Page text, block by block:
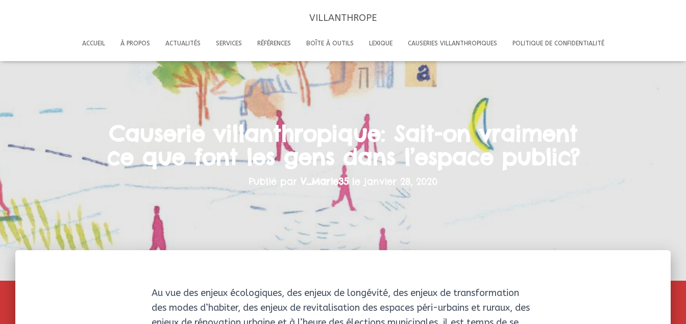
VILLANTHROPE
ACCUEIL À PROPOS ACTUALITÉS SERVICES RÉFÉRENCES BOÎTE À OUTILS LEXIQUE CAUSERIES VILLANTHROPIQUES POLITIQUE DE CONFIDENTIALITÉ
Causerie villanthropique: Sait-on vraiment
ce que font les gens dans l’espace public?
Publié par V_Marie35le janvier 28, 2020
Au vue des enjeux écologiques, des enjeux de longévité, des enjeux de transformation
des modes d’habiter, des enjeux de revitalisation des espaces péri-urbains et ruraux, des